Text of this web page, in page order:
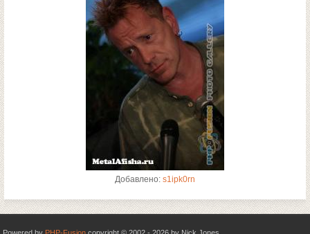
Добавлено: s1ipk0rn